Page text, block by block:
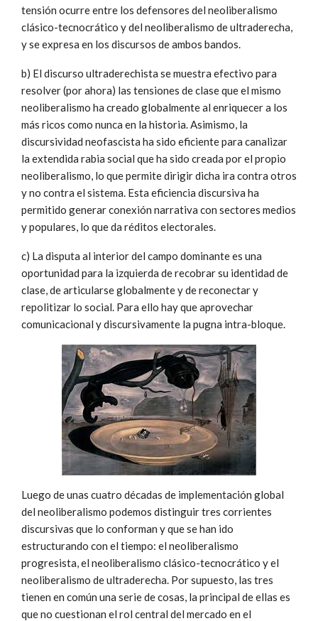
tensión ocurre entre los defensores del neoliberalismo
clásico-tecnocrático y del neoliberalismo de ultraderecha,
y se expresa en los discursos de ambos bandos.
b) El discurso ultraderechista se muestra efectivo para
resolver (por ahora) las tensiones de clase que el mismo
neoliberalismo ha creado globalmente al enriquecer a los
más ricos como nunca en la historia. Asimismo, la
discursividad neofascista ha sido eficiente para canalizar
la extendida rabia social que ha sido creada por el propio
neoliberalismo, lo que permite dirigir dicha ira contra otros
y no contra el sistema. Esta eficiencia discursiva ha
permitido generar conexión narrativa con sectores medios
y populares, lo que da réditos electorales.
c) La disputa al interior del campo dominante es una
oportunidad para la izquierda de recobrar su identidad de
clase, de articularse globalmente y de reconectar y
repolitizar lo social. Para ello hay que aprovechar
comunicacional y discursivamente la pugna intra-bloque.
Luego de unas cuatro décadas de implementación global
del neoliberalismo podemos distinguir tres corrientes
discursivas que lo conforman y que se han ido
estructurando con el tiempo: el neoliberalismo
progresista, el neoliberalismo clásico-tecnocrático y el
neoliberalismo de ultraderecha. Por supuesto, las tres
tienen en común una serie de cosas, la principal de ellas es
que no cuestionan el rol central del mercado en el